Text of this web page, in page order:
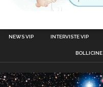
NEWS VIP INTERVISTE VIP
BOLLICINE